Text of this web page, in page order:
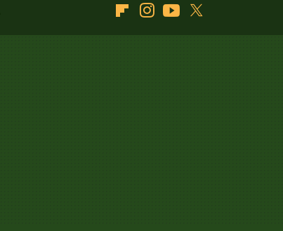
FlipboardInstagramYoutube